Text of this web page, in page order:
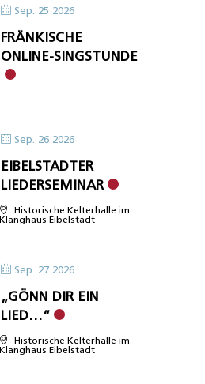
Sep. 25 2026
FRÄNKISCHE
ONLINE-SINGSTUNDE
Sep. 26 2026
EIBELSTADTER
LIEDERSEMINAR
Historische Kelterhalle im
Klanghaus Eibelstadt
Sep. 27 2026
„GÖNN DIR EIN
LIED…“
Historische Kelterhalle im
Klanghaus Eibelstadt